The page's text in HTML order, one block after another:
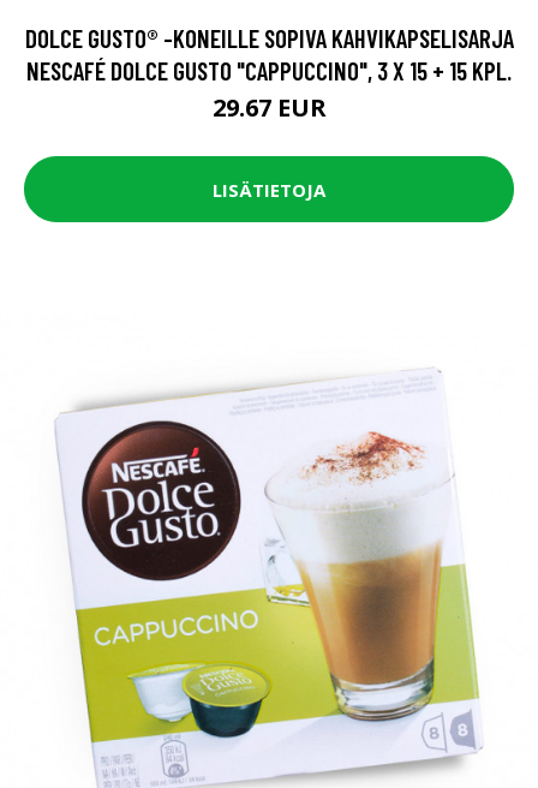
DOLCE GUSTO® -KONEILLE SOPIVA KAHVIKAPSELISARJA
NESCAFÉ DOLCE GUSTO "CAPPUCCINO", 3 X 15 + 15 KPL.
29.67 EUR
LISÄTIETOJA